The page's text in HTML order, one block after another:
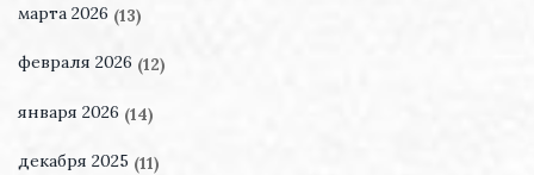
марта 2026 (13)
февраля 2026 (12)
января 2026 (14)
декабря 2025 (11)